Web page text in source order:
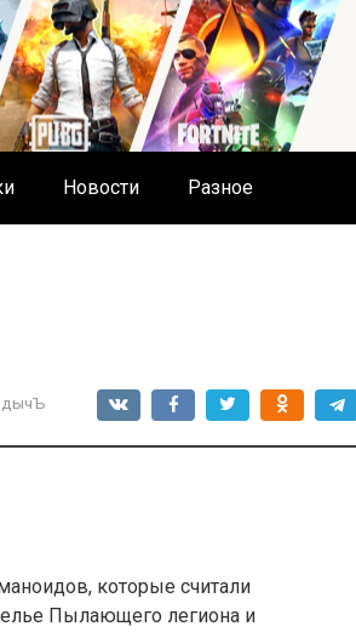
Новости Разное
которые считали
Пылающего легиона и